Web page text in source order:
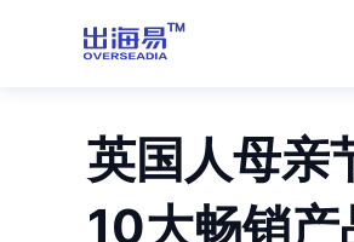
英国人母亲
10大畅销产